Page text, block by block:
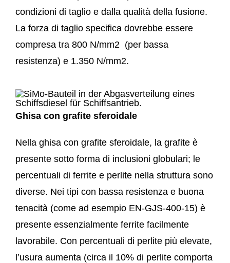
condizioni di taglio e dalla qualità della fusione.
La forza di taglio specifica dovrebbe essere
compresa tra 800 N/mm2 (per bassa
resistenza) e 1.350 N/mm2.
Ghisa con grafite sferoidale
Nella ghisa con grafite sferoidale, la grafite è
presente sotto forma di inclusioni globulari; le
percentuali di ferrite e perlite nella struttura sono
diverse. Nei tipi con bassa resistenza e buona
tenacità (come ad esempio EN-GJS-400-15) è
presente essenzialmente ferrite facilmente
lavorabile. Con percentuali di perlite più elevate,
l’usura aumenta (circa il 10% di perlite comporta